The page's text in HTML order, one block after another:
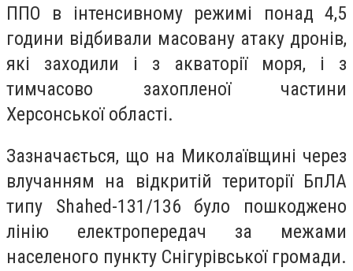
ППО в інтенсивному режимі понад 4,5
години відбивали масовану атаку дронів,
які заходили і з акваторії моря, і з
тимчасово захопленої частини
Херсонської області.
Зазначається, що на Миколаївщині через
влучанням на відкритій території БпЛА
типу Shahed-131/136 було пошкоджено
лінію електропередач за межами
населеного пункту Снігурівської громади.